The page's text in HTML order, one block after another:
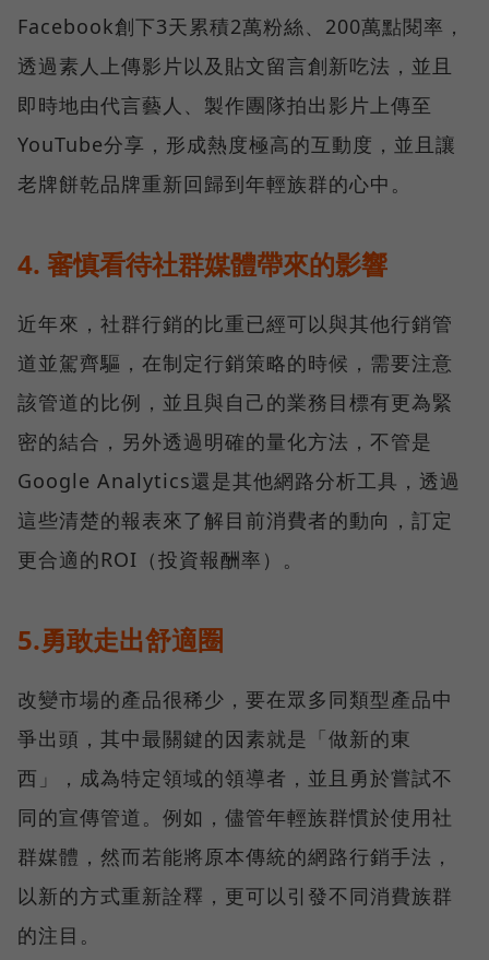
Facebook創下3天累積2萬粉絲、200萬點閱率，
透過素人上傳影片以及貼文留言創新吃法，並且
即時地由代言藝人、製作團隊拍出影片上傳至
YouTube分享，形成熱度極高的互動度，並且讓
老牌餅乾品牌重新回歸到年輕族群的心中。
4. 審慎看待社群媒體帶來的影響
近年來，社群行銷的比重已經可以與其他行銷管
道並駕齊驅，在制定行銷策略的時候，需要注意
該管道的比例，並且與自己的業務目標有更為緊
密的結合，另外透過明確的量化方法，不管是
Google Analytics還是其他網路分析工具，透過
這些清楚的報表來了解目前消費者的動向，訂定
更合適的ROI（投資報酬率）。
5.勇敢走出舒適圈
改變市場的產品很稀少，要在眾多同類型產品中
爭出頭，其中最關鍵的因素就是「做新的東
西」，成為特定領域的領導者，並且勇於嘗試不
同的宣傳管道。例如，儘管年輕族群慣於使用社
群媒體，然而若能將原本傳統的網路行銷手法，
以新的方式重新詮釋，更可以引發不同消費族群
的注目。